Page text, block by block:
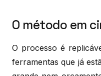
O método em
O processo é
ferramentas que já